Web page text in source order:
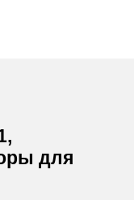
для